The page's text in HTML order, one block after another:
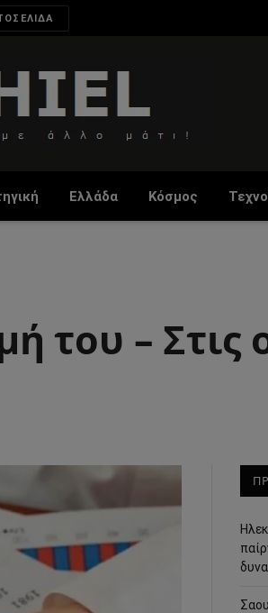
Ελλάδα Κόσμος
του – Στις